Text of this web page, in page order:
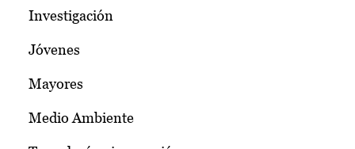
Investigación
Jóvenes
Mayores
Medio Ambiente